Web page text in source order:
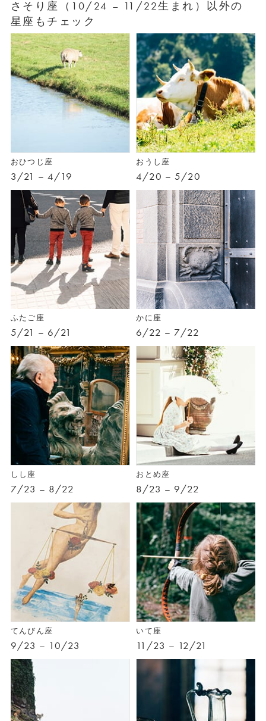
さそり座（10/24 – 11/22生まれ）以外の
星座もチェック
おひつじ座
3/21 – 4/19
おうし座
4/20 – 5/20
ふたご座
5/21 – 6/21
かに座
6/22 – 7/22
しし座
7/23 – 8/22
おとめ座
8/23 – 9/22
てんびん座
9/23 – 10/23
いて座
11/23 – 12/21